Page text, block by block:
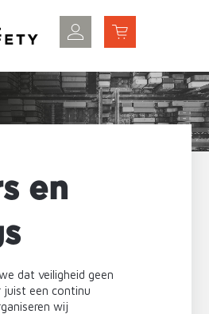
en
dat veiligheid geen
juist een continu
wij